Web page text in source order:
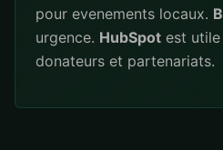
pour evenements locaux.
urgence. HubSpot est
donateurs et partenariats.